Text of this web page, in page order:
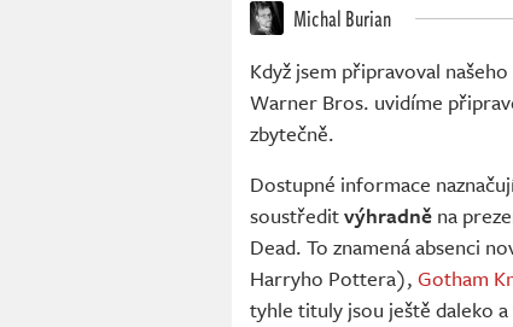
Michal Burian
Když jsem připravoval našeho
Warner Bros. uvidíme
zbytečně.
Dostupné informace
soustředitvýhradně na
Dead. To znamená absenci
Harryho Pottera), Gotham
tyhle tituly jsou ještě daleko